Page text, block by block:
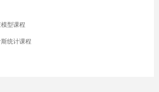
型课程
统计课程